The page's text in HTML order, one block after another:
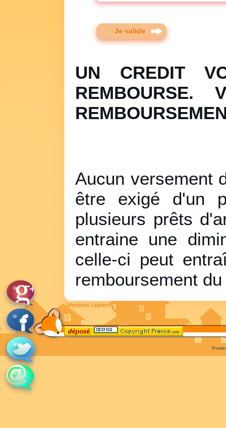
Je valide
UN CREDIT
REMBOURSE.
Aucun versement
être exigé d'un
plusieurs prêts
entraine une
celle-ci peut
remboursement
Mentions Légales